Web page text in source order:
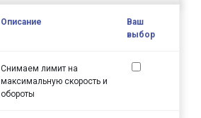
Описание
Ваш
выбор
Снимаем лимит на
максимальную скорость и
обороты